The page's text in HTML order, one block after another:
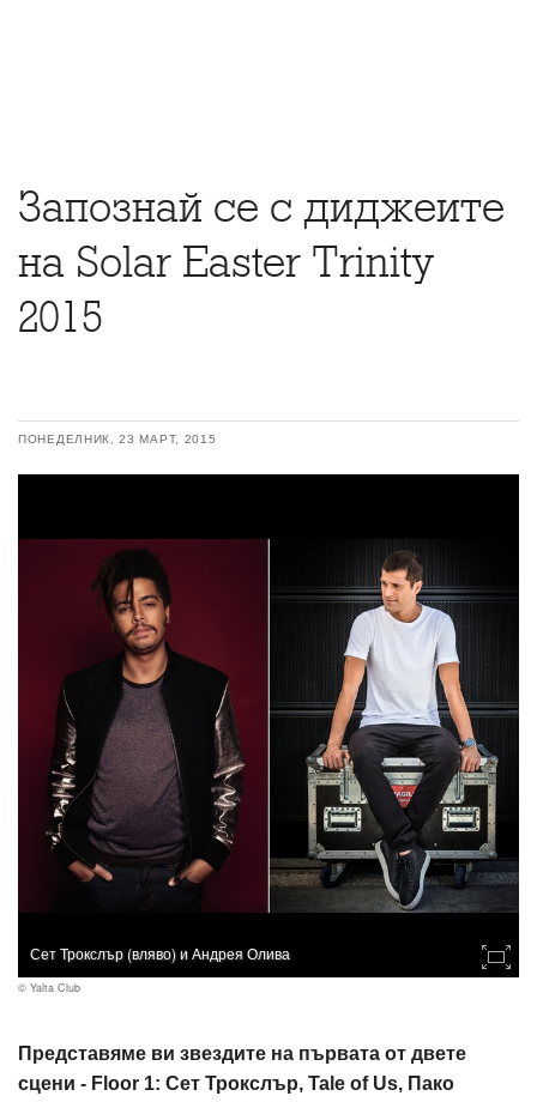
Запознай се с диджеите
на Solar Easter Trinity
2015
ПОНЕДЕЛНИК, 23 МАРТ, 2015
Сет Трокслър (вляво) и Андрея Олива
© Yalta Club
Представяме ви звездите на първата от двете
сцени - Floor 1: Сет Трокслър, Tale of Us, Пако